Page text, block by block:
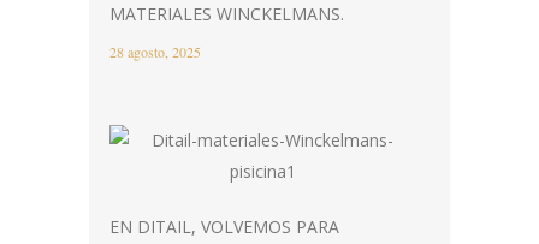
MATERIALES WINCKELMANS.
28 agosto, 2025
EN DITAIL, VOLVEMOS PARA